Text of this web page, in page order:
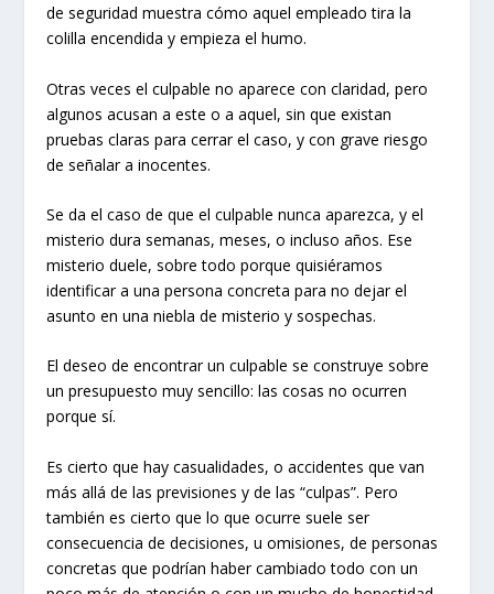
de seguridad muestra cómo aquel empleado tira la
colilla encendida y empieza el humo.
Otras veces el culpable no aparece con claridad, pero
algunos acusan a este o a aquel, sin que existan
pruebas claras para cerrar el caso, y con grave riesgo
de señalar a inocentes.
Se da el caso de que el culpable nunca aparezca, y el
misterio dura semanas, meses, o incluso años. Ese
misterio duele, sobre todo porque quisiéramos
identificar a una persona concreta para no dejar el
asunto en una niebla de misterio y sospechas.
El deseo de encontrar un culpable se construye sobre
un presupuesto muy sencillo: las cosas no ocurren
porque sí.
Es cierto que hay casualidades, o accidentes que van
más allá de las previsiones y de las “culpas”. Pero
también es cierto que lo que ocurre suele ser
consecuencia de decisiones, u omisiones, de personas
concretas que podrían haber cambiado todo con un